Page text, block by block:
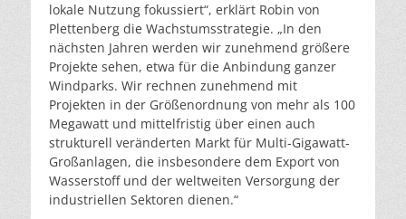
lokale Nutzung fokussiert“, erklärt Robin von
Plettenberg die Wachstumsstrategie. „In den
nächsten Jahren werden wir zunehmend größere
Projekte sehen, etwa für die Anbindung ganzer
Windparks. Wir rechnen zunehmend mit
Projekten in der Größenordnung von mehr als 100
Megawatt und mittelfristig über einen auch
strukturell veränderten Markt für Multi-Gigawatt-
Großanlagen, die insbesondere dem Export von
Wasserstoff und der weltweiten Versorgung der
industriellen Sektoren dienen.“